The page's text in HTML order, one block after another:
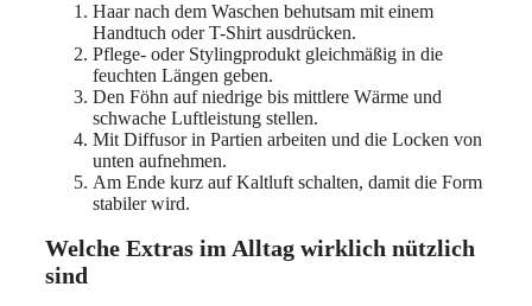
Haar nach dem Waschen behutsam mit einem
Handtuch oder T-Shirt ausdrücken.
Pflege- oder Stylingprodukt gleichmäßig in die
feuchten Längen geben.
Den Föhn auf niedrige bis mittlere Wärme und
schwache Luftleistung stellen.
Mit Diffusor in Partien arbeiten und die Locken von
unten aufnehmen.
Am Ende kurz auf Kaltluft schalten, damit die Form
stabiler wird.
Welche Extras im Alltag wirklich nützlich
sind